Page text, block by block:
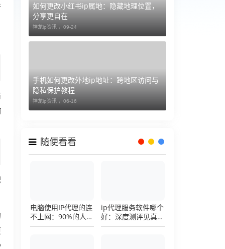
如何更改小红书ip属地：隐藏地理位置，
分享更自在
神龙ip资讯 ， 09-24
手机如何更改外地ip地址：跨地区访问与
隐私保护教程
神龙ip资讯 ， 06-16
随便看看
电脑使用IP代理的连
不上网：90%的人踩
过这个坑，一招修复
ip代理服务软件哪个
好：深度测评见真
章，帮你把钱花在刀